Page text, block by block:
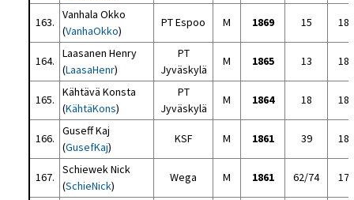
163.
Vanhala Okko
(VanhaOkko)
PT Espoo M 1869 15
164.
Laasanen Henry
(LaasaHenr)
PT
Jyväskylä
M 1865 13
165.
Kähtävä Konsta
(KähtäKons)
PT
Jyväskylä
M 1864 18
166.
Guseff Kaj
(GusefKaj)
KSF M 1861 39
167.
Schiewek Nick
(SchieNick)
Wega M 1861 62/74